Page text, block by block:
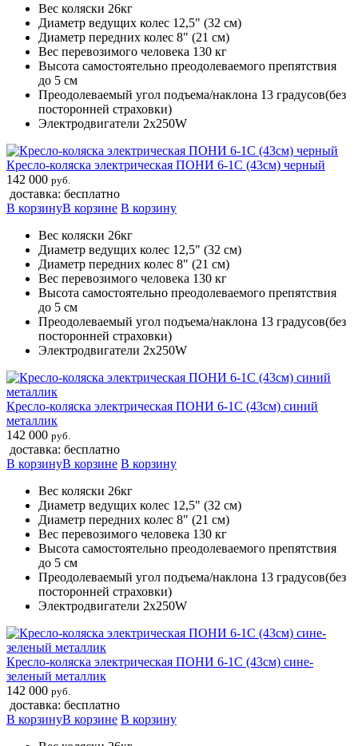
Вес коляски 26кг
Диаметр ведущих колес 12,5" (32 см)
Диаметр передних колес 8" (21 см)
Вес перевозимого человека 130 кг
Высота самостоятельно преодолеваемого препятствия
до 5 см
Преодолеваемый угол подъема/наклона 13 градусов(без
посторонней страховки)
Электродвигатели 2х250W
Кресло-коляска электрическая ПОНИ 6-1С (43см) черный
142 000 руб.
доставка: бесплатно
В корзинуВ корзине В корзину
Вес коляски 26кг
Диаметр ведущих колес 12,5" (32 см)
Диаметр передних колес 8" (21 см)
Вес перевозимого человека 130 кг
Высота самостоятельно преодолеваемого препятствия
до 5 см
Преодолеваемый угол подъема/наклона 13 градусов(без
посторонней страховки)
Электродвигатели 2х250W
Кресло-коляска электрическая ПОНИ 6-1С (43см) синий
металлик
142 000 руб.
доставка: бесплатно
В корзинуВ корзине В корзину
Вес коляски 26кг
Диаметр ведущих колес 12,5" (32 см)
Диаметр передних колес 8" (21 см)
Вес перевозимого человека 130 кг
Высота самостоятельно преодолеваемого препятствия
до 5 см
Преодолеваемый угол подъема/наклона 13 градусов(без
посторонней страховки)
Электродвигатели 2х250W
Кресло-коляска электрическая ПОНИ 6-1С (43см) сине-
зеленый металлик
142 000 руб.
доставка: бесплатно
В корзинуВ корзине В корзину